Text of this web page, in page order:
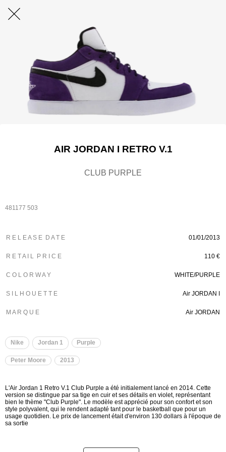
AIR JORDAN I RETRO V.1
CLUB PURPLE
481177 503
R E L E A S E D A T E 01/01/2013
R E T A I L P R I C E 110 €
C O L O R W A Y WHITE/PURPLE
S I L H O U E T T E Air JORDAN I
M A R Q U E Air JORDAN
Nike Jordan 1 Purple
Peter Moore 2013
L'Air Jordan 1 Retro V.1 Club Purple a été initialement lancé en 2014. Cette
version se distingue par sa tige en cuir et ses détails en violet, représentant
bien le thème "Club Purple". Le modèle est apprécié pour son confort et son
style polyvalent, qui le rendent adapté tant pour le basketball que pour un
usage quotidien. Le prix de lancement était d'environ 130 dollars à l'époque de
sa sortie​